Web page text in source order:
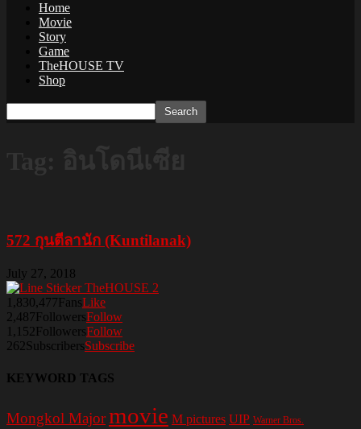
Home
Movie
Story
Game
TheHOUSE TV
Shop
572 กุนตีลานัก (Kuntilanak)
July 27, 2018
1,830,477FansLike
2,487FollowersFollow
1,152FollowersFollow
262SubscribersSubscribe
KEYWORD TAGS
Mongkol Majormovie M pictures UIP Warner Bros.